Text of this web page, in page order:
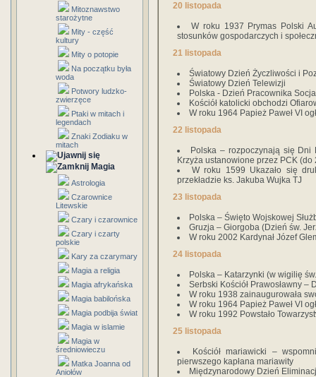
Mitoznawstwo
starożytne
Mity - część
kultury
Mity o potopie
Na początku była
woda
Potwory ludzko-
zwierzęce
Ptaki w mitach i
legendach
Znaki Zodiaku w
mitach
Magia
Astrologia
Czarownice
Litewskie
Czary i czarownice
Czary i czarty
polskie
Kary za czarymary
Magia a religia
Magia afrykańska
Magia babilońska
Magia podbija świat
Magia w islamie
Magia w
średniowieczu
Matka Joanna od
Aniołów
20 listopada
W roku 1937 Prymas Polski
stosunków gospodarczych i
21 listopada
Światowy Dzień Życzliwości i
Światowy Dzień Telewizji
Polska - Dzień Pracownika
Kościół katolicki obchodzi
W roku 1964 Papież Paweł VI
22 listopada
Polska – rozpoczynają się Dni
Krzyża ustanowione przez PCK (do
W roku 1599 Ukazało się
przekładzie ks. Jakuba Wujka TJ
23 listopada
Polska – Święto Wojskowej
Gruzja – Giorgoba (Dzień św.
W roku 2002 Kardynał Józef
24 listopada
Polska – Katarzynki (w wigilię
Serbski Kościół Prawosławny –
W roku 1938 zainaugurowała
W roku 1964 Papież Paweł VI
W roku 1992 Powstało
25 listopada
Kościół mariawicki –
pierwszego kapłana mariawity
Międzynarodowy Dzień